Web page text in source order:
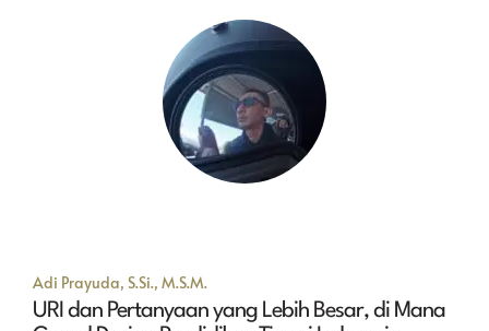
Adi Prayuda, S.Si., M.S.M.
URI dan Pertanyaan yang Lebih Besar, di Mana